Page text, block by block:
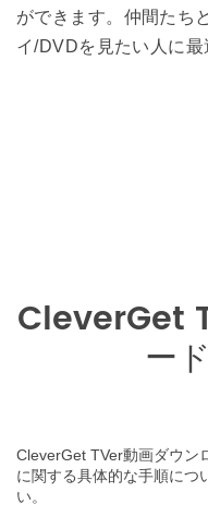
ができます。仲間たち
イ/DVDを見たい人に最
CleverGet
ー
CleverGet TVer動画ダウン
に関する具体的な手順につ
い。